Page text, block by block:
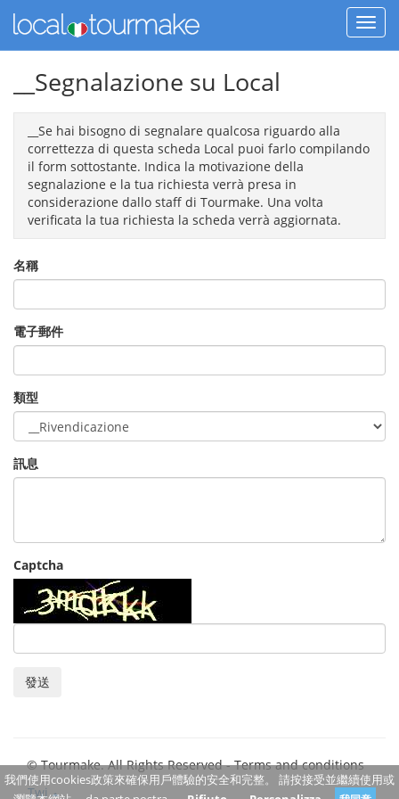
__Segnalazione su Local
__Se hai bisogno di segnalare qualcosa riguardo alla
correttezza di questa scheda Local puoi farlo compilando
il form sottostante. Indica la motivazione della
segnalazione e la tua richiesta verrà presa in
considerazione dallo staff di Tourmake. Una volta
verificata la tua richiesta la scheda verrà aggiornata.
名稱
電子郵件
類型
訊息
Captcha
發送
© Tourmake. All Rights Reserved -Terms and conditions
Twi
我們使用cookies政策來確保用戶體驗的安全和完整。 請按接受並繼續使用或